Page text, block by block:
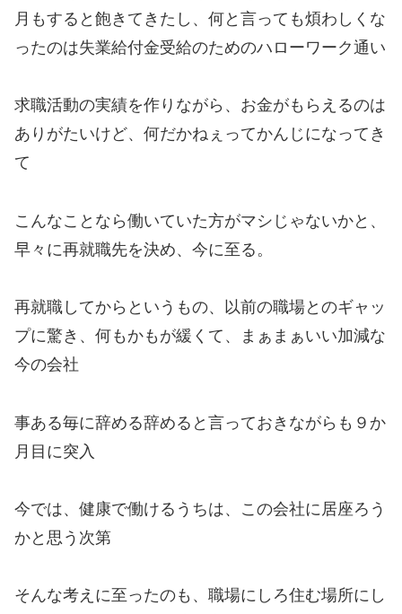
月もすると飽きてきたし、何と言っても煩わしくな
ったのは失業給付金受給のためのハローワーク通い
求職活動の実績を作りながら、お金がもらえるのは
ありがたいけど、何だかねぇってかんじになってき
て
こんなことなら働いていた方がマシじゃないかと、
早々に再就職先を決め、今に至る。
再就職してからというもの、以前の職場とのギャッ
プに驚き、何もかもが緩くて、まぁまぁいい加減な
今の会社
事ある毎に辞める辞めると言っておきながらも９か
月目に突入
今では、健康で働けるうちは、この会社に居座ろう
かと思う次第
そんな考えに至ったのも、職場にしろ住む場所にし